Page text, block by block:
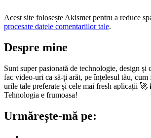
Acest site folosește Akismet pentru a reduce
procesate datele comentariilor tale.
Despre mine
Sunt super pasionată de technologie, design și
fac video-uri ca să-ți arăt, pe înțelesul tău, cum
urile tale preferate și cele mai fresh aplicații
Tehnologia e frumoasa!
Urmărește-mă pe: